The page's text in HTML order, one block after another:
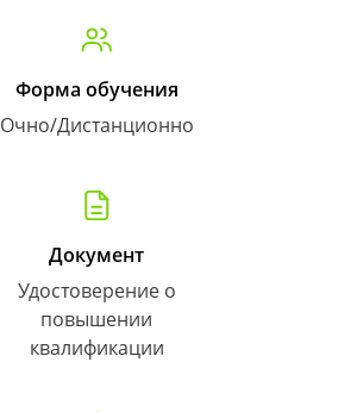
Форма обучения
Очно/Дистанционно
Документ
Удостоверение о
повышении
квалификации